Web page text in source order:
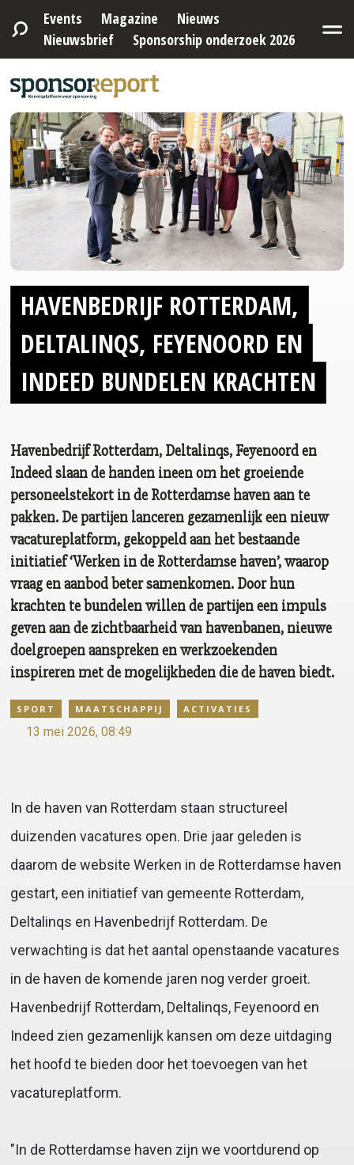
Events Magazine
Nieuws
Nieuwsbrief
Sponsorship onderzoek 2026
SPORT MAATSCHAPPIJ ACTIVATIES
13 mei 2026, 08:49
HAVENBEDRIJF ROTTERDAM,
DELTALINQS, FEYENOORD EN
INDEED BUNDELEN KRACHTEN
Havenbedrijf Rotterdam, Deltalinqs, Feyenoord en
Indeed slaan de handen ineen om het groeiende
personeelstekort in de Rotterdamse haven aan te
pakken. De partijen lanceren gezamenlijk een nieuw
vacatureplatform, gekoppeld aan het bestaande
initiatief ‘Werken in de Rotterdamse haven’, waarop
vraag en aanbod beter samenkomen. Door hun
krachten te bundelen willen de partijen een impuls
geven aan de zichtbaarheid van havenbanen, nieuwe
doelgroepen aanspreken en werkzoekenden
inspireren met de mogelijkheden die de haven biedt.
In de haven van Rotterdam staan structureel
duizenden vacatures open. Drie jaar geleden is
daarom de website Werken in de Rotterdamse haven
gestart, een initiatief van gemeente Rotterdam,
Deltalinqs en Havenbedrijf Rotterdam. De
verwachting is dat het aantal openstaande vacatures
in de haven de komende jaren nog verder groeit.
Havenbedrijf Rotterdam, Deltalinqs, Feyenoord en
Indeed zien gezamenlijk kansen om deze uitdaging
het hoofd te bieden door het toevoegen van het
vacatureplatform.
"In de Rotterdamse haven zijn we voortdurend op